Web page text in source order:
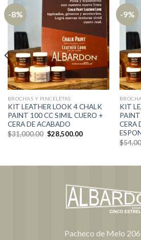
-8%
BROCHAS Y PINCELETAS
KIT LEATHER LOOK 4 CHALK
PAINT 100 CC SIMIL CUERO +
CERA DE ACABADO
$31,000.00 El
precio
$28,500.00El
-9%
KIT
CERA
$
Pacheco de Melo